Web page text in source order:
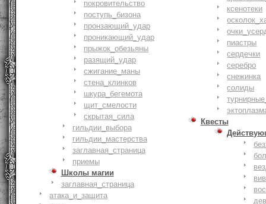
покровительство
поступь_бизона
пронзающий_удар
проникающий_удар
прыжок_обезьяны
разящий_удар
сжигание_маны
стена_клинков
шкура_бегемота
щит_смелости
cкрытая_сила
гильдии_выбора
гильдии_мастерства
заглавная_страница
приемы
Школы магии
заглавная_страница
атака_и_защита
ксенотеки
пиастры
сердечки
серебро
снежинка
солиды
Квесты